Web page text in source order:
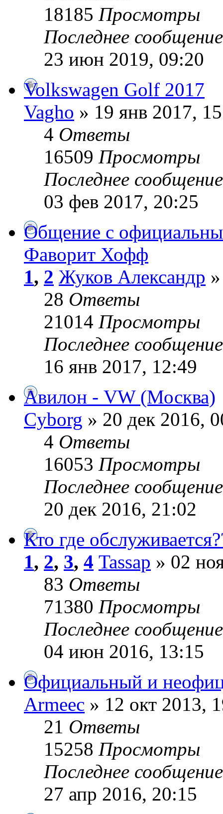
18185 Просмотры
Последнее
23 июн 2019, 09:20
Volkswagen Golf 2017
Vagho » 19 янв 2017,
4 Ответы
16509 Просмотры
Последнее
03 фев 2017, 20:25
Общение с
Фаворит Хофф
1, 2 Жуков Александр
28 Ответы
21014 Просмотры
Последнее
16 янв 2017, 12:49
Авилон - VW (Москва)
Cyborg » 20 дек 2016,
4 Ответы
16053 Просмотры
Последнее
20 дек 2016, 21:02
Кто где
1, 2, 3, 4 Tassap » 02
83 Ответы
71380 Просмотры
Последнее
04 июн 2016, 13:15
Официальный и
Armeec » 12 окт 2013,
21 Ответы
15258 Просмотры
Последнее
27 апр 2016, 20:15